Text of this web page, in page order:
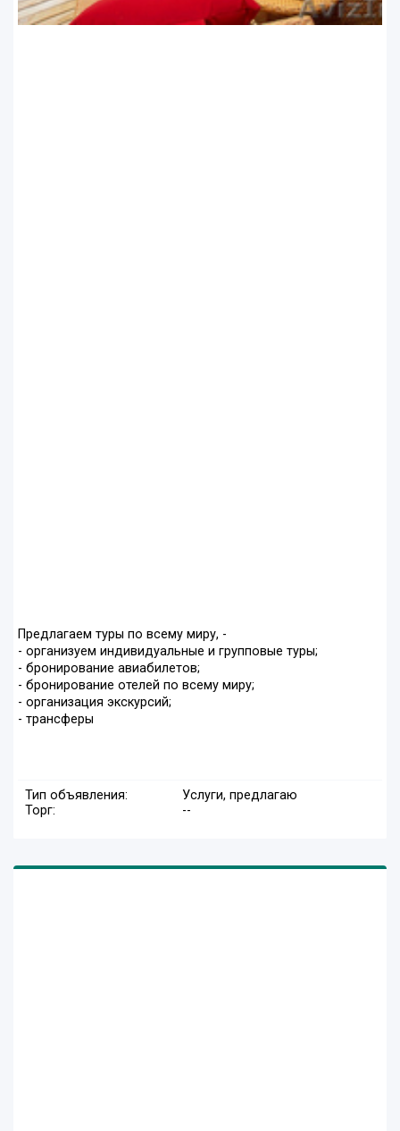
Предлагаем туры по всему миру, -
- организуем индивидуальные и групповые туры;
- бронирование авиабилетов;
- бронирование отелей по всему миру;
- организация экскурсий;
- трансферы
Тип объявления:
Услуги, предлагаю
Торг:
--